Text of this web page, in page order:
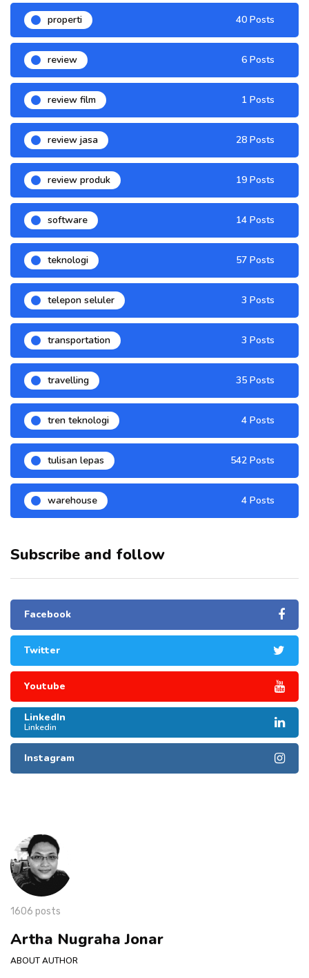
properti 40 Posts
review 6 Posts
review film 1 Posts
review jasa 28 Posts
review produk 19 Posts
software 14 Posts
teknologi 57 Posts
telepon seluler 3 Posts
transportation 3 Posts
travelling 35 Posts
tren teknologi 4 Posts
tulisan lepas 542 Posts
warehouse 4 Posts
Subscribe and follow
Facebook
Twitter
Youtube
LinkedIn
Linkedin
Instagram
1606 posts
Artha Nugraha Jonar
ABOUT AUTHOR